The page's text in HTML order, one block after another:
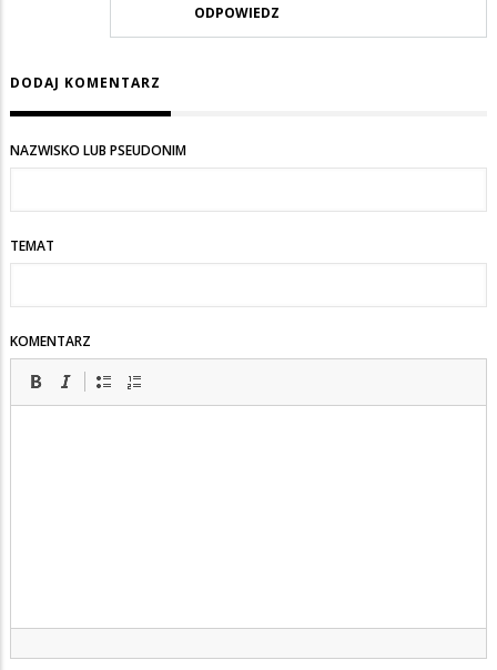
ODPOWIEDZ
DODAJ KOMENTARZ
NAZWISKO LUB PSEUDONIM
TEMAT
KOMENTARZ